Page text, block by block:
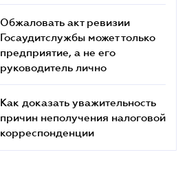
Обжаловать акт ревизии
Госаудитслужбы может только
предприятие, а не его
руководитель лично
Как доказать уважительность
причин неполучения налоговой
корреспонденции